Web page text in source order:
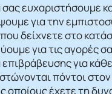
σας ευχαριστήσουμε
για την
δείχνετε στο
για τις αγορές
για
πόντοι
οποίους έχετε τη